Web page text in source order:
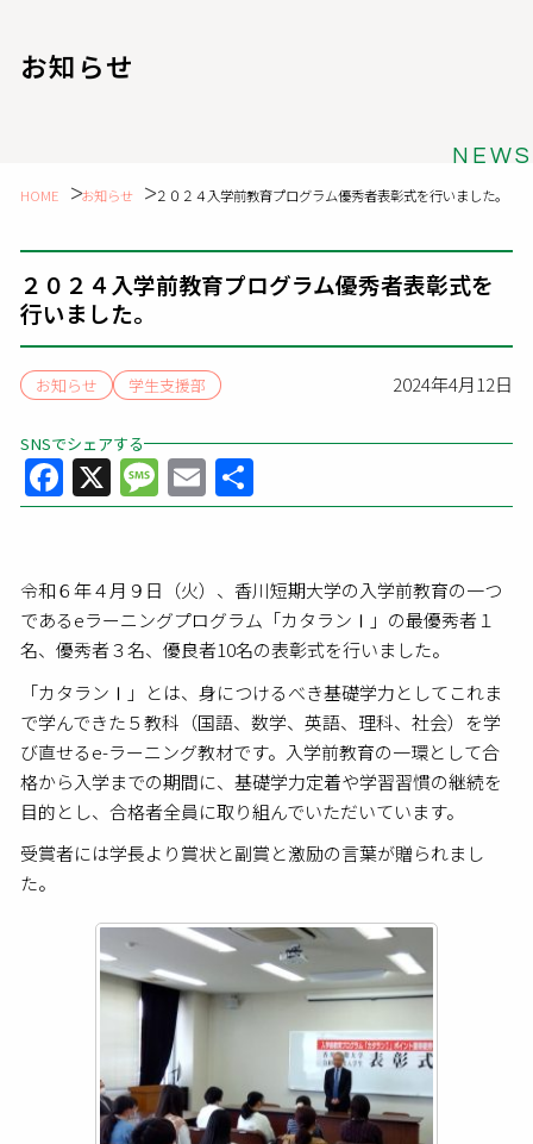
お知らせ
NEWS
HOME お知らせ ２０２４入学前教育プログラム優秀者表彰式を行いました。
２０２４入学前教育プログラム優秀者表彰式を
行いました。
お知らせ 学生支援部 2024年4月12日
SNSでシェアする
Facebook
X Message
Email
有
令和６年４月９日（火）、香川短期大学の入学前教育の一つ
であるeラーニングプログラム「カタランⅠ」の最優秀者１
名、優秀者３名、優良者10名の表彰式を行いました。
「カタランⅠ」とは、身につけるべき基礎学力としてこれま
で学んできた５教科（国語、数学、英語、理科、社会）を学
び直せるe-ラーニング教材です。入学前教育の一環として合
格から入学までの期間に、基礎学力定着や学習習慣の継続を
目的とし、合格者全員に取り組んでいただいています。
受賞者には学長より賞状と副賞と激励の言葉が贈られまし
た。